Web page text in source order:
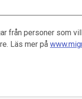
från personer som
Läs mer på